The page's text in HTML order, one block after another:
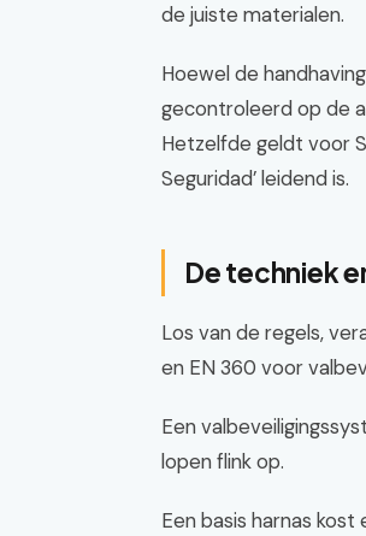
de juiste materialen.
Hoewel de
gecontroleerd op de
Hetzelfde geldt voor
Seguridad’ leidend is.
De techniek
Los van de regels,
en EN 360 voor
Een
lopen flink op.
Een basis harnas